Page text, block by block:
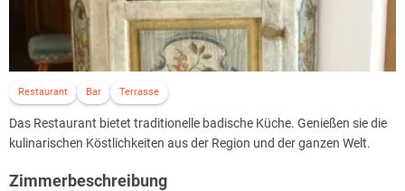
Restaurant Bar Terrasse
Das Restaurant bietet traditionelle badische Küche. Genießen sie die
kulinarischen Köstlichkeiten aus der Region und der ganzen Welt.
Zimmerbeschreibung